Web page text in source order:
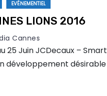
EVÉNEMENTIEL
LIONS 2016
Cannes
25 Juin JCDecaux – Smart
développement désirable